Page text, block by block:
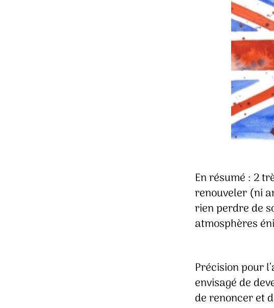
En résumé : 2
renouveler (ni
rien perdre de
atmosphères
Précision pour
envisagé de
de renoncer et